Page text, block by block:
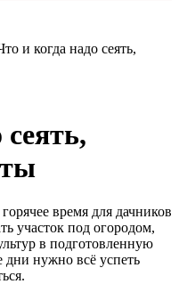
и когда надо сеять,
время для дачников
участок под огородом,
в подготовленную
дни нужно всё успеть